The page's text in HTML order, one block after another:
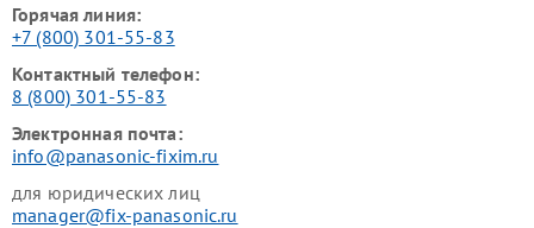
Горячая линия:
+7 (800) 301-55-83
Контактный телефон:
8 (800) 301-55-83
Электронная почта:
info@panasonic-fixim.ru
для юридических лиц
manager@fix-panasonic.ru